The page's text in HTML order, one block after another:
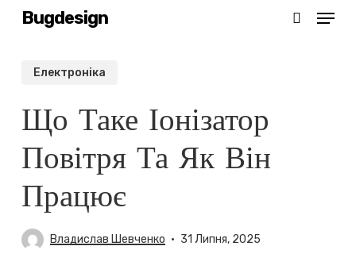
SkipBugdesign Menu
Електроніка
Що Таке Іонізатор
Повітря Та Як Він
Працює
Владислав Шевченко 31 Липня, 2025